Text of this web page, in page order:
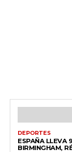
DEPORTES
ESPAÑA LLEVA
BIRMINGHAM,